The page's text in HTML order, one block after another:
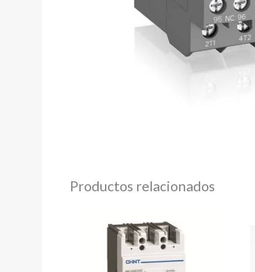
Productos relacionados